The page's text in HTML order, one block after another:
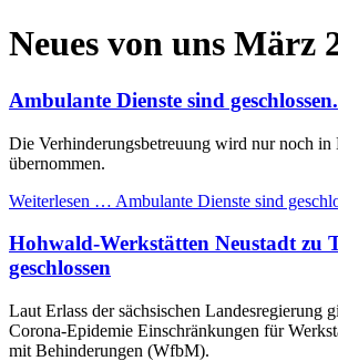
Neues von uns März
Ambulante Dienste sind geschlossen.
Die Verhinderungsbetreuung wird nur noch in
übernommen.
Weiterlesen … Ambulante Dienste sind
Hohwald-Werkstätten Neustadt zu
geschlossen
Laut Erlass der sächsischen Landesregierung
Corona-Epidemie Einschränkungen für
mit Behinderungen (WfbM).